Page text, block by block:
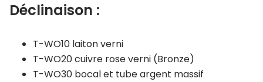
Déclinaison :
T-WO10 laiton verni
T-WO20 cuivre rose verni (Bronze)
T-WO30 bocal et tube argent massif